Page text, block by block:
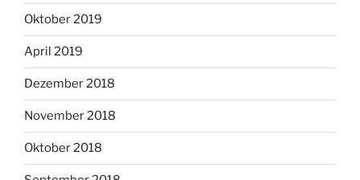
Oktober 2019
April 2019
Dezember 2018
November 2018
Oktober 2018